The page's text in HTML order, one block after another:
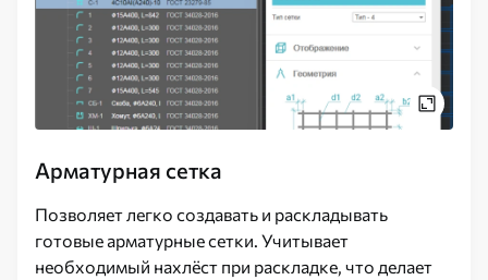
Арматурная сетка
Позволяет легко создавать и раскладывать
готовые арматурные сетки. Учитывает
необходимый нахлёст при раскладке, что делает